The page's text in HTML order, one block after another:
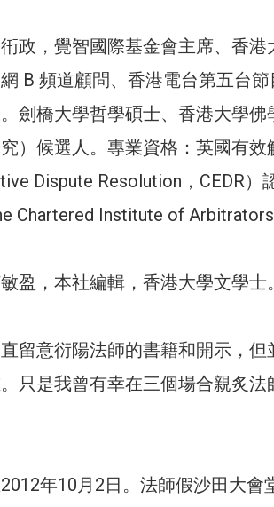
衎政，覺智國際基金會主席、香
B 頻道顧問、香港電台第五台
劍橋大學哲學碩士、香港大學
究）候選人。專業資格：英國有
Dispute Resolution，CEDR）
Chartered Institute of
敏盈，本社編輯，香港大學文學士。
留意衍陽法師的書籍和開示，
只是我曾有幸在三個場合親炙
年10月2日。法師假沙田大會